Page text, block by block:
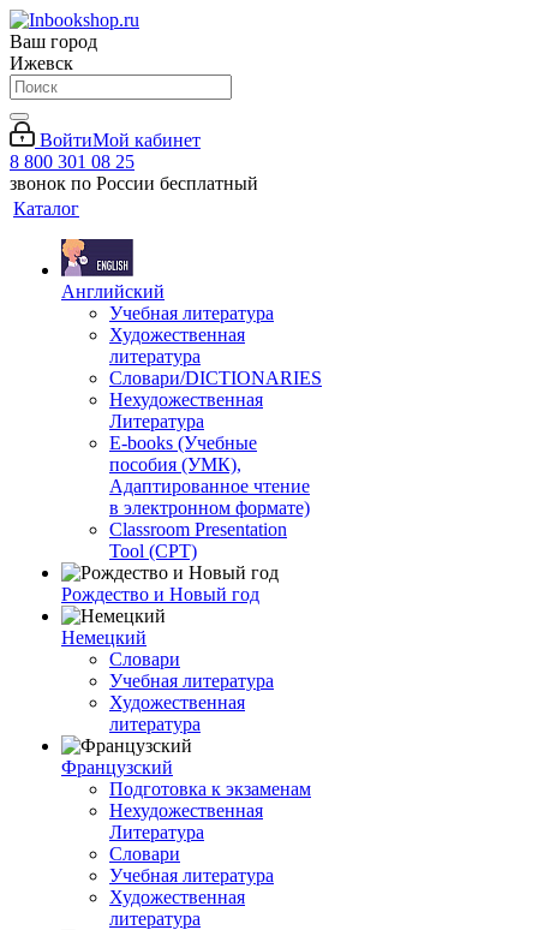
Ваш город
Ижевск
ВойтиМой кабинет
8 800 301 08 25
звонок по России бесплатный
Каталог
Английский
Учебная литература
Художественная
литература
Словари/DICTIONARIES
Нехудожественная
Литература
E-books (Учебные
пособия (УМК),
Адаптированное чтение
в электронном формате)
Classroom Presentation
Tool (CPT)
Рождество и Новый год
Немецкий
Словари
Учебная литература
Художественная
литература
Французский
Подготовка к экзаменам
Нехудожественная
Литература
Словари
Учебная литература
Художественная
литература